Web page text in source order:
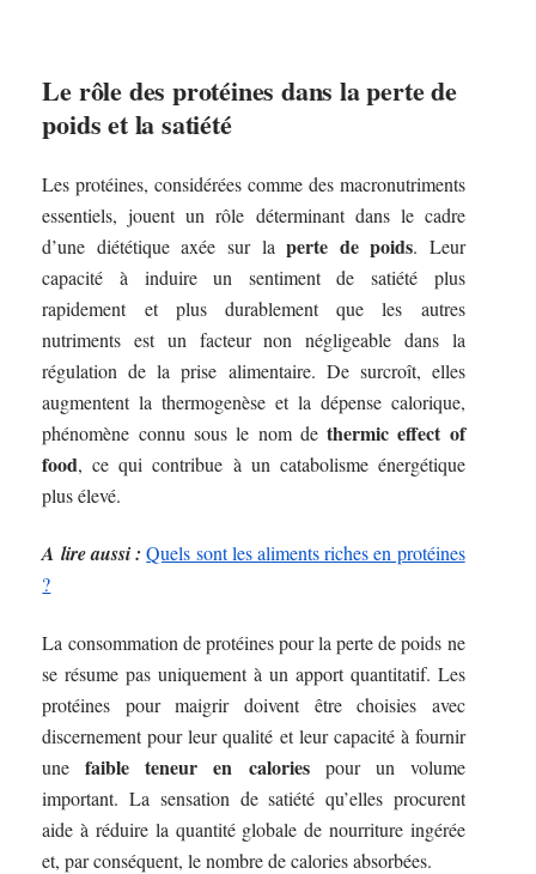
Le rôle des protéines dans la perte de
poids et la satiété
Les protéines, considérées comme des macronutriments
essentiels, jouent un rôle déterminant dans le cadre
d’une diététique axée sur laperte de poids. Leur
capacité à induire un sentiment de satiété plus
rapidement et plus durablement que les autres
nutriments est un facteur non négligeable dans la
régulation de la prise alimentaire. De surcroît, elles
augmentent la thermogenèse et la dépense calorique,
phénomène connu sous le nom dethermic effect of
food, ce qui contribue à un catabolisme énergétique
plus élevé.
A lire aussi : Quels sont les aliments riches en protéines
?
La consommation de protéines pour la perte de poids ne
se résume pas uniquement à un apport quantitatif. Les
protéines pour maigrir doivent être choisies avec
discernement pour leur qualité et leur capacité à fournir
unefaible teneur en caloriespour un volume
important. La sensation de satiété qu’elles procurent
aide à réduire la quantité globale de nourriture ingérée
et, par conséquent, le nombre de calories absorbées.